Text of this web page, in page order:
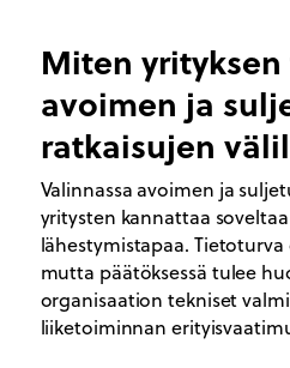
Miten
avoimen ja
ratkaisujen
Valinnassa avoimen ja
yritysten kannattaa
lähestymistapaa.
mutta päätöksessä tulee
organisaation tekniset
liiketoiminnan